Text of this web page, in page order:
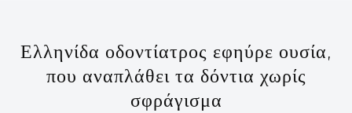
Ελληνίδα οδοντίατρος εφηύρε ουσία,
που αναπλάθει τα δόντια χωρίς
σφράγισμα